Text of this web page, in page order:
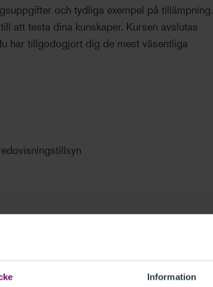
Information
och tydliga exempel på tillämpning.
att testa dina kunskaper. Kursen avslutas
har tillgodogjort dig de mest väsentliga
med experter inom området.